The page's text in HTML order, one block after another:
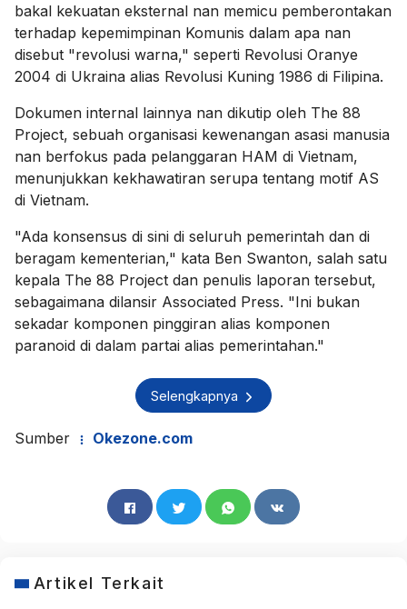
bakal kekuatan eksternal nan memicu pemberontakan
terhadap kepemimpinan Komunis dalam apa nan
disebut "revolusi warna," seperti Revolusi Oranye
2004 di Ukraina alias Revolusi Kuning 1986 di Filipina.
Dokumen internal lainnya nan dikutip oleh The 88
Project, sebuah organisasi kewenangan asasi manusia
nan berfokus pada pelanggaran HAM di Vietnam,
menunjukkan kekhawatiran serupa tentang motif AS
di Vietnam.
"Ada konsensus di sini di seluruh pemerintah dan di
beragam kementerian," kata Ben Swanton, salah satu
kepala The 88 Project dan penulis laporan tersebut,
sebagaimana dilansir Associated Press. "Ini bukan
sekadar komponen pinggiran alias komponen
paranoid di dalam partai alias pemerintahan."
Selengkapnya
Sumber Okezone.com
Artikel Terkait